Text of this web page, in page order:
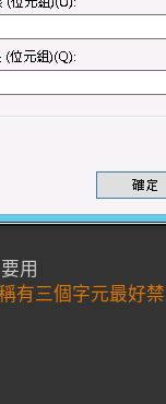
用
有三個字元最好